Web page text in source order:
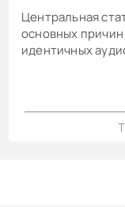
Центральная
основных причин
идентичных